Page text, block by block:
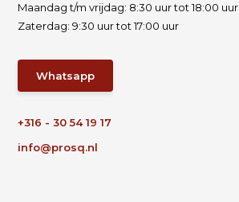
Maandag t/m vrijdag: 8:30 uur tot 18:00 uur
Zaterdag: 9:30 uur tot 17:00 uur
Whatsapp
+316 - 30 54 19 17
info@prosq.nl